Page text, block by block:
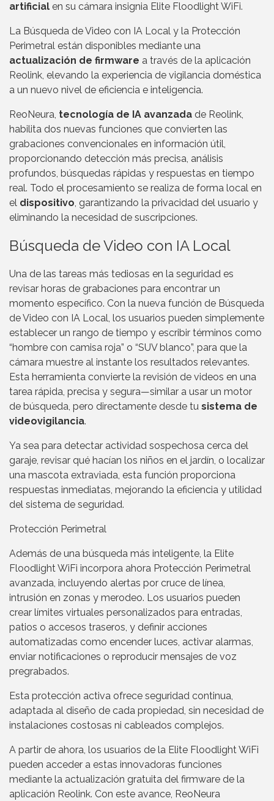
artificial en su cámara insignia Elite Floodlight WiFi.
La Búsqueda de Video con IA Local y la Protección
Perimetral están disponibles mediante una
actualización de firmware a través de la aplicación
Reolink, elevando la experiencia de vigilancia doméstica
a un nuevo nivel de eficiencia e inteligencia.
ReoNeura, tecnología de IA avanzada de Reolink,
habilita dos nuevas funciones que convierten las
grabaciones convencionales en información útil,
proporcionando detección más precisa, análisis
profundos, búsquedas rápidas y respuestas en tiempo
real. Todo el procesamiento se realiza de forma local en
el dispositivo, garantizando la privacidad del usuario y
eliminando la necesidad de suscripciones.
Búsqueda de Video con IA Local
Una de las tareas más tediosas en la seguridad es
revisar horas de grabaciones para encontrar un
momento específico. Con la nueva función de Búsqueda
de Video con IA Local, los usuarios pueden simplemente
establecer un rango de tiempo y escribir términos como
“hombre con camisa roja” o “SUV blanco”, para que la
cámara muestre al instante los resultados relevantes.
Esta herramienta convierte la revisión de videos en una
tarea rápida, precisa y segura—similar a usar un motor
de búsqueda, pero directamente desde tu sistema de
videovigilancia.
Ya sea para detectar actividad sospechosa cerca del
garaje, revisar qué hacían los niños en el jardín, o localizar
una mascota extraviada, esta función proporciona
respuestas inmediatas, mejorando la eficiencia y utilidad
del sistema de seguridad.
Protección Perimetral
Además de una búsqueda más inteligente, la Elite
Floodlight WiFi incorpora ahora Protección Perimetral
avanzada, incluyendo alertas por cruce de línea,
intrusión en zonas y merodeo. Los usuarios pueden
crear límites virtuales personalizados para entradas,
patios o accesos traseros, y definir acciones
automatizadas como encender luces, activar alarmas,
enviar notificaciones o reproducir mensajes de voz
pregrabados.
Esta protección activa ofrece seguridad continua,
adaptada al diseño de cada propiedad, sin necesidad de
instalaciones costosas ni cableados complejos.
A partir de ahora, los usuarios de la Elite Floodlight WiFi
pueden acceder a estas innovadoras funciones
mediante la actualización gratuita del firmware de la
aplicación Reolink. Con este avance, ReoNeura